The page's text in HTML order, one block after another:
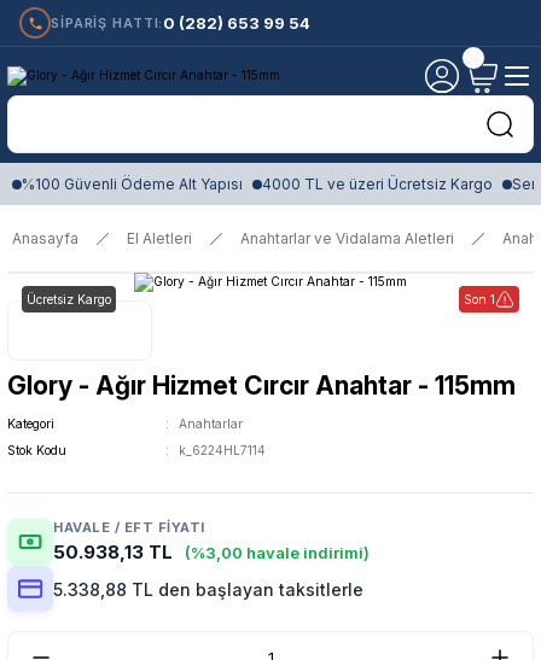
SİPARİŞ HATTI: 0 (282) 653 99 54
%100 Güvenli Ödeme Alt Yapısı 4000 TL ve üzeri Ücretsiz Kargo
Anasayfa El Aletleri Anahtarlar ve Vidalama Aletleri
Ücretsiz Kargo Son 1
Glory - Ağır Hizmet Cırcır Anahtar - 115mm
Kategori
Anahtarlar
Stok Kodu
k_6224HL7114
HAVALE / EFT FIYATI
50.938,13 TL (%3,00 havale indirimi)
5.338,88 TL den başlayan taksitlerle